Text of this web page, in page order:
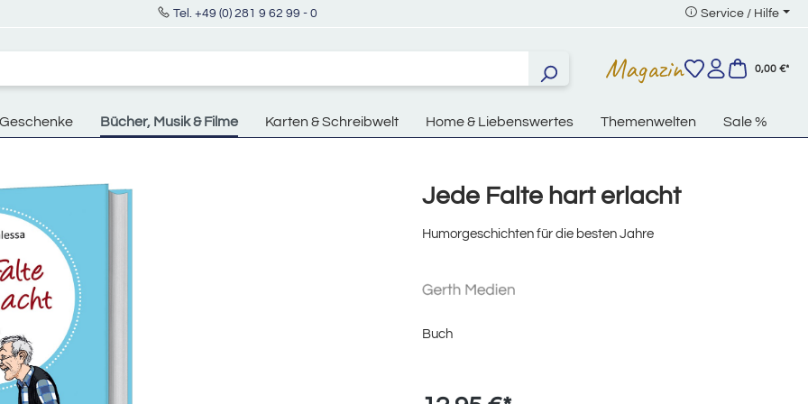
Tel. +49 (0) 281 9 62 99 - 0 Service / Hilfe
Magazin 0,00 €*
Geschenke Bücher, Musik & Filme Karten & Schreibwelt Home & Liebenswertes Themenwelten Sale %
Jede Falte hart erlacht
Humorgeschichten für die besten Jahre
Buch